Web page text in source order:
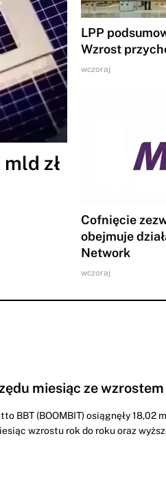
zł
LPP
Wzrost
wczoraj
Cofnięcie
obejmuje
Network
wczoraj
miesiąc ze
BBT (BOOMBIT) osiągnęły 18,02
wzrostu rok do roku oraz